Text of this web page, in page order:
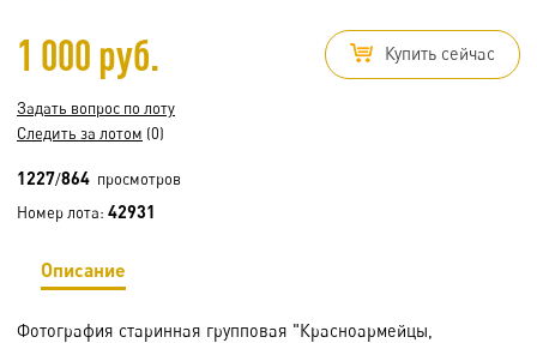
1 000 руб. Купить сейчас
Задать вопрос по лоту
Следить за лотом (0)
1227/864 просмотров
Номер лота: 42931
Описание
Фотография старинная групповая "Красноармейцы,